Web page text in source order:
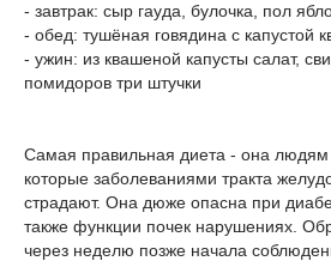
- завтрак: сыр гауда, булочка, пол
- обед: тушёная говядина с капустой
- ужин: из квашеной капусты салат,
помидоров три штучки
Самая правильная диета - она людям
которые заболеваниями тракта
страдают. Она дюже опасна при
также функции почек нарушениях.
через неделю позже начала